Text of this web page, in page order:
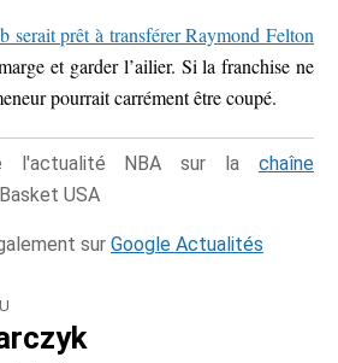
serait prêt à transférer Raymond Felton
et garder l’ailier. Si la franchise ne
pourrait carrément être coupé.
l'actualité NBA sur la chaîne
USA
sur Google Actualités